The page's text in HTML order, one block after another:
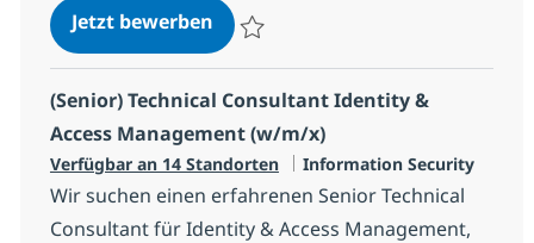
Jetzt bewerbenConsultant DevSecOps/
(Senior) Technical Consultant Identity &
Access Management (w/m/x)
Verfügbar an 14 Standorten Kategorie
Information Security
Wir suchen einen erfahrenen Senior Technical
Consultant für Identity & Access Management,